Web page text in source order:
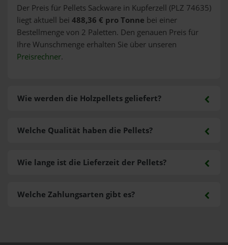
Der Preis für Pellets Sackware in Kupferzell (PLZ 74635)
liegt aktuell bei 488,36 € pro Tonne bei einer
Bestellmenge von 2 Paletten. Den genauen Preis für
Ihre Wunschmenge erhalten Sie über unseren
Preisrechner.
Wie werden die Holzpellets geliefert?
Welche Zahlungsarten gibt es?
Welche Qualität haben die Pellets?
Wie lange ist die Lieferzeit der Pellets?